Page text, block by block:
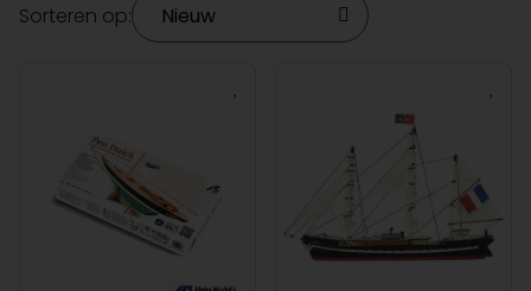
Sorteren op: